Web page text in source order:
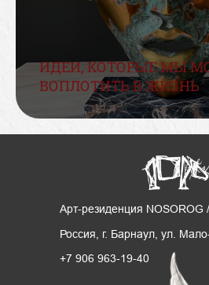
ИДЕИ, КОТОРЫЕ МЫ
ВОПЛОТИТЬ В ЖИЗНЬ
Арт-резиденция
+7 906 963-19-40
Россия, г. Барнаул, ул.